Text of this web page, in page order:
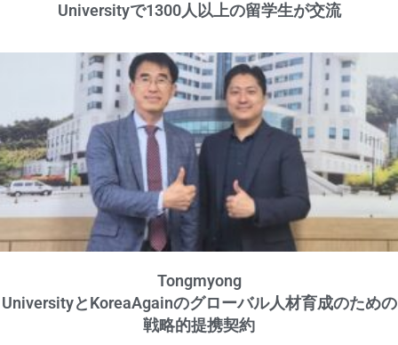
Universityで1300人以上の留学生が交流
Tongmyong
UniversityとKoreaAgainのグローバル人材育成のための
戦略的提携契約